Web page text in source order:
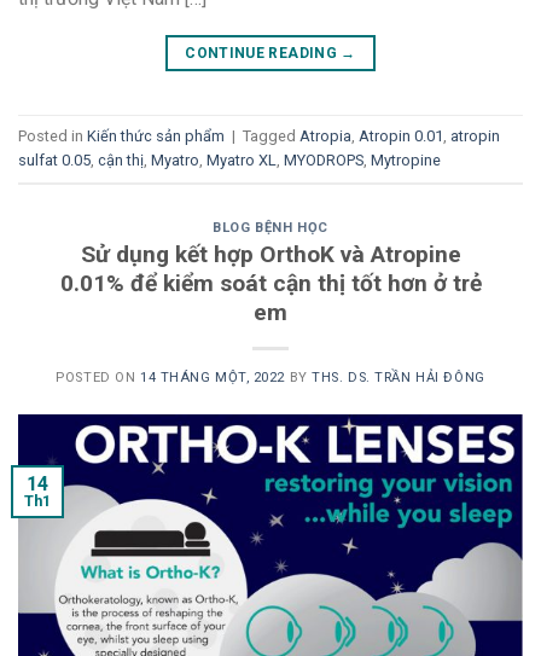
CONTINUE READING →
Posted in Kiến thức sản phẩm | Tagged Atropia Atropin 0.01 atropin
sulfat 0.05 cận thị Myatro Myatro XL MYODROPS Mytropine
BLOG BỆNH HỌC
Sử dụng kết hợp OrthoK và Atropine
0.01% để kiểm soát cận thị tốt hơn ở trẻ
em
POSTED ON 14 THÁNG MỘT, 2022 BYTHS. DS. TRẦN HẢI ĐÔNG
14
Th1